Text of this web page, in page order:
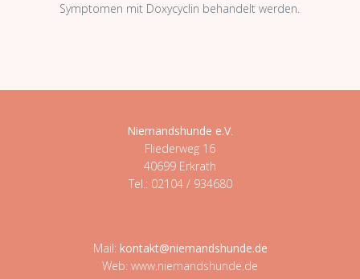
Symptomen mit Doxycyclin behandelt werden.
Niemandshunde e.V.
Fliederweg 16
40699 Erkrath
Tel.: 02104 / 934680
Mail: kontakt@niemandshunde.de
Web: www.niemandshunde.de